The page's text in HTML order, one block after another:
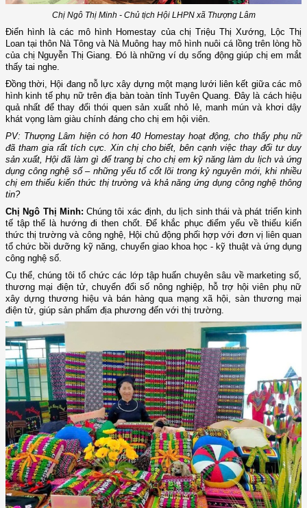
Chị Ngô Thị Minh - Chủ tịch Hội LHPN xã Thượng Lâm
Điển hình là các mô hình Homestay của chị Triệu Thị Xướng, Lộc Thị
Loan tại thôn Nà Tông và Nà Muông hay mô hình nuôi cá lồng trên lòng hồ
của chị Nguyễn Thị Giang. Đó là những ví dụ sống động giúp chị em mắt
thấy tai nghe.
Đồng thời, Hội đang nỗ lực xây dựng một mạng lưới liên kết giữa các mô
hình kinh tế phụ nữ trên địa bàn toàn tỉnh Tuyên Quang. Đây là cách hiệu
quả nhất để thay đổi thói quen sản xuất nhỏ lẻ, manh mún và khơi dậy
khát vọng làm giàu chính đáng cho chị em hội viên.
PV: Thượng Lâm hiện có hơn 40 Homestay hoạt động, cho thấy phụ nữ
đã tham gia rất tích cực. Xin chị cho biết, bên cạnh việc thay đổi tư duy
sản xuất, Hội đã làm gì để trang bị cho chị em kỹ năng làm du lịch và ứng
dụng công nghệ số – những yếu tố cốt lõi trong kỷ nguyên mới, khi nhiều
chị em thiếu kiến thức thị trường và khả năng ứng dụng công nghệ thông
tin?
Chị Ngô Thị Minh:Chúng tôi xác định, du lịch sinh thái và phát triển kinh
tế tập thể là hướng đi then chốt. Để khắc phục điểm yếu về thiếu kiến
thức thị trường và công nghệ, Hội chủ động phối hợp với đơn vị liên quan
tổ chức bồi dưỡng kỹ năng, chuyển giao khoa học - kỹ thuật và ứng dụng
công nghệ số.
Cụ thể, chúng tôi tổ chức các lớp tập huấn chuyên sâu về marketing số,
thương mại điện tử, chuyển đổi số nông nghiệp, hỗ trợ hội viên phụ nữ
xây dựng thương hiệu và bán hàng qua mạng xã hội, sàn thương mại
điện tử, giúp sản phẩm địa phương đến với thị trường.